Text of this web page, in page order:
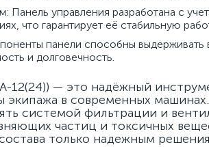
Панель управления разработана с
что гарантирует её стабильную
панели способны выдерживать
и долговечность.
12(24)) — это надёжный
экипажа в современных машинах.
системой фильтрации и
частиц и токсичных
только надежным